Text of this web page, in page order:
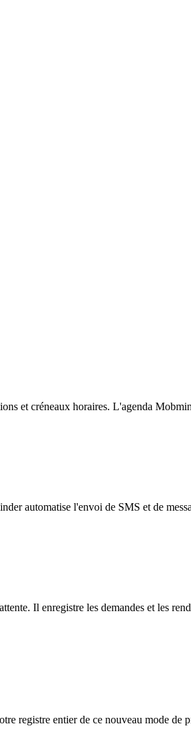
et créneaux horaires. L'agenda
automatise l'envoi de SMS et de
Il enregistre les demandes et les
registre entier de ce nouveau mode de